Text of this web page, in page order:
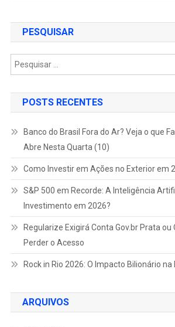
PESQUISAR
POSTS RECENTES
Banco do Brasil Fora do Ar? Veja o que
Abre Nesta Quarta (10)
Como Investir em Ações no Exterior em
S&P 500 em Recorde: A Inteligência
Investimento em 2026?
Regularize Exigirá Conta Gov.br Prata ou
Perder o Acesso
Rock in Rio 2026: O Impacto Bilionário
ARQUIVOS